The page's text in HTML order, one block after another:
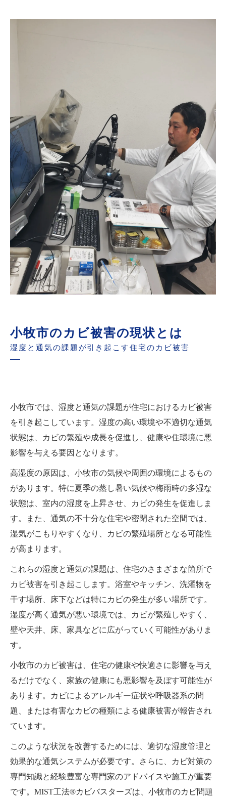
MIST工法®カビバスターズのアフターサポート
小牧市のカビ被害の現状とは
湿度と通気の課題が引き起こす住宅のカビ被害
小牧市では、湿度と通気の課題が住宅におけるカビ被害
を引き起こしています。湿度の高い環境や不適切な通気
状態は、カビの繁殖や成長を促進し、健康や住環境に悪
影響を与える要因となります。
高湿度の原因は、小牧市の気候や周囲の環境によるもの
があります。特に夏季の蒸し暑い気候や梅雨時の多湿な
状態は、室内の湿度を上昇させ、カビの発生を促進しま
す。また、通気の不十分な住宅や密閉された空間では、
湿気がこもりやすくなり、カビの繁殖場所となる可能性
が高まります。
これらの湿度と通気の課題は、住宅のさまざまな箇所で
カビ被害を引き起こします。浴室やキッチン、洗濯物を
干す場所、床下などは特にカビの発生が多い場所です。
湿度が高く通気が悪い環境では、カビが繁殖しやすく、
壁や天井、床、家具などに広がっていく可能性がありま
す。
小牧市のカビ被害は、住宅の健康や快適さに影響を与え
るだけでなく、家族の健康にも悪影響を及ぼす可能性が
あります。カビによるアレルギー症状や呼吸器系の問
題、または有害なカビの種類による健康被害が報告され
ています。
このような状況を改善するためには、適切な湿度管理と
効果的な通気システムが必要です。さらに、カビ対策の
専門知識と経験豊富な専門家のアドバイスや施工が重要
です。MIST工法®カビバスターズは、小牧市のカビ問題